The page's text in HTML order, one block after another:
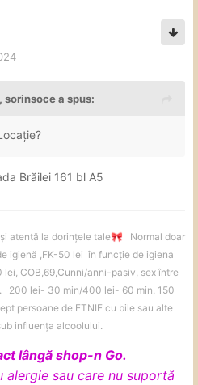
sorinsocea spus:
Brăilei 161 bl A5
atentă la dorințele tale🎀
Normal doar
igienă ,FK-50 lei în funcție de igiena
lei, COB,69,Cunni/anni-pasiv, sex între
200 lei- 30 min/400 lei- 60 min. 150
persoane de ETNIE cu bile sau alte
influența alcoolului.
lângă shop-n Go.
sau care nu suportă